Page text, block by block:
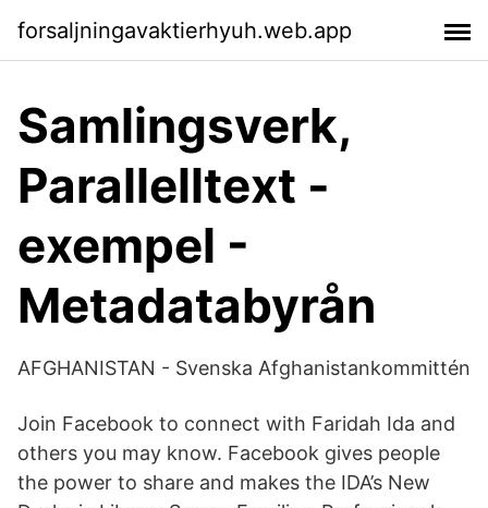
forsaljningavaktierhyuh.web.app
Samlingsverk,
Parallelltext -
exempel -
Metadatabyrån
AFGHANISTAN - Svenska Afghanistankommittén
Join Facebook to connect with Faridah Ida and
others you may know. Facebook gives people
the power to share and makes the IDA’s New